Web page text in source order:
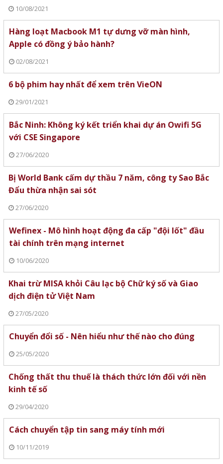
10/08/2021
Hàng loạt Macbook M1 tự dưng vỡ màn hình,
Apple có đồng ý bảo hành?
02/08/2021
6 bộ phim hay nhất để xem trên VieON
29/01/2021
Bắc Ninh: Không ký kết triển khai dự án Owifi 5G
với CSE Singapore
27/06/2020
Bị World Bank cấm dự thầu 7 năm, công ty Sao Bắc
Đẩu thừa nhận sai sót
27/06/2020
Wefinex - Mô hình hoạt động đa cấp "đội lốt" đầu
tài chính trên mạng internet
10/06/2020
Khai trừ MISA khỏi Câu lạc bộ Chữ ký số và Giao
dịch điện tử Việt Nam
27/05/2020
Chuyển đổi số - Nên hiểu như thế nào cho đúng
25/05/2020
Chống thất thu thuế là thách thức lớn đối với nền
kinh tế số
29/04/2020
Cách chuyển tập tin sang máy tính mới
10/11/2019